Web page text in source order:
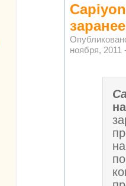
заранее
ноября, 2011